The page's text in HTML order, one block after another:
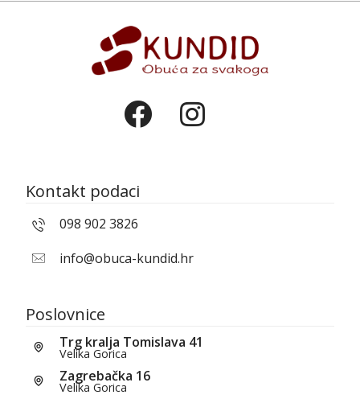
Kontakt podaci
098 902 3826
info@obuca-kundid.hr
Poslovnice
Trg kralja Tomislava 41
Velika Gorica
Zagrebačka 16
Velika Gorica